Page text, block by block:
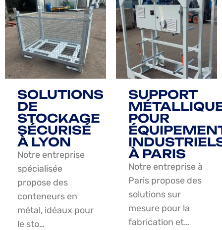
SOLUTIONS
DE
STOCKAGE
SÉCURISÉ
À LYON
Notre entreprise
spécialisée
propose des
conteneurs en
métal, idéaux pour
le sto…
SUPPORT
POUR
À PARIS
Notre entreprise à
Paris propose des
solutions sur
mesure pour la
fabrication et…